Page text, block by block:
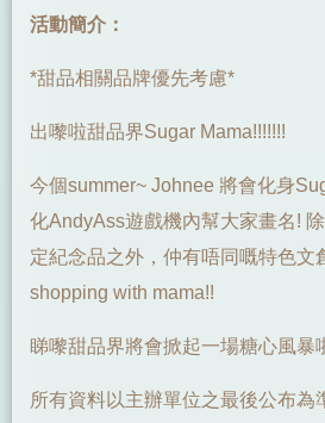
活動簡介：
*甜品相關品牌優先考慮*
出嚟啦甜品界Sugar Mama!!!!!!!
今個summer~ Johnee 將會化身
化AndyAss遊戲機內幫大家畫名!
定紀念品之外，仲有唔同嘅特色文
shopping with mama!!
睇嚟甜品界將會掀起一場糖心風暴
所有資料以主辦單位之最後公布為